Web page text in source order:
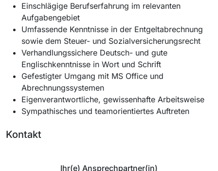
Einschlägige Berufserfahrung im relevanten
Aufgabengebiet
Umfassende Kenntnisse in der Entgeltabrechnung
sowie dem Steuer- und Sozialversicherungsrecht
Verhandlungssichere Deutsch- und gute
Englischkenntnisse in Wort und Schrift
Gefestigter Umgang mit MS Office und
Abrechnungssystemen
Eigenverantwortliche, gewissenhafte Arbeitsweise
Sympathisches und teamorientiertes Auftreten
Kontakt
Ihr(e) Ansprechpartner(in)